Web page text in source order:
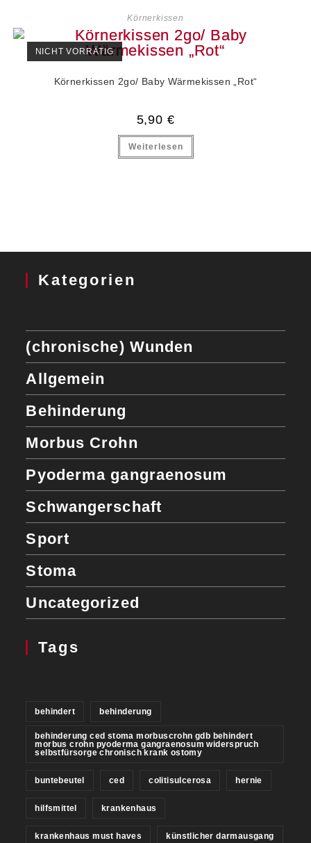
Körnerkissen
NICHT VORRÄTIG
Körnerkissen 2go/ Baby Wärmekissen „Rot“
5,90 €
Weiterlesen
Kategorien
(chronische) Wunden
Allgemein
Behinderung
Morbus Crohn
Pyoderma gangraenosum
Schwangerschaft
Sport
Stoma
Uncategorized
Tags
behindert behinderung
behinderung ced stoma morbuscrohn gdb behindert
morbus crohn pyoderma gangraenosum widerspruch
selbstfürsorge chronisch krank ostomy
buntebeutel ced colitisulcerosa hernie
hilfsmittel krankenhaus
krankenhaus must haves künstlicher darmausgang